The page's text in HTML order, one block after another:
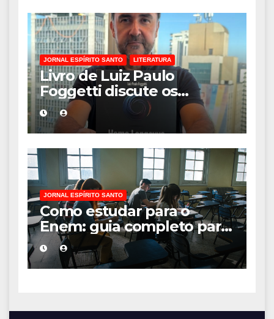
JORNAL ESPÍRITO SANTO LITERATURA
Livro de Luiz Paulo
Foggetti discute os
desafios de uma
sociedade onde viver até
aos 120 anos poderá ser
realidade
JORNAL ESPÍRITO SANTO
Como estudar para o
Enem: guia completo para
conquistar a vaga na
universidade